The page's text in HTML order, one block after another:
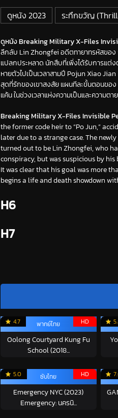
ดูหนัง 2023 ระทึกขวัญ
ดูหนัง Breaking Military X-Files
ลึกลับ Lin Zhongfei อดีตทายาทรหัสของ
แปลกประหลาด นักสืบที่เพิ่งได้รับการแต่
หายตัวไปเป็นเวลาสามปี Pojun Xiao
สุดที่รักของเขาสงสัย แผนทีละขั้นตอนของ
แค้น ในช่วงเวลาแห่งความเป็นและความต
Breaking Military X-Files Invisible
the former code heir to “Po Jun,”
later due to a strange case. The
turned out to be Lin Zhongfei, who
conspiracy, but was suspicious by
It was clear that his goal was more
begins a life and death showdown
H6
H7
4.7 HD
พากย์ไทย
Oolong Courtyard Kung Fu
School (2018...
5.0 HD
ซับไทย
Emergency NYC (2023)
Emergency: นครนิ...